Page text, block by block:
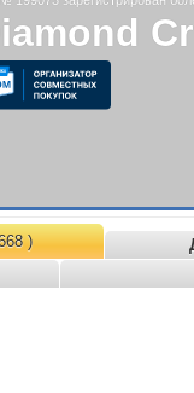
)